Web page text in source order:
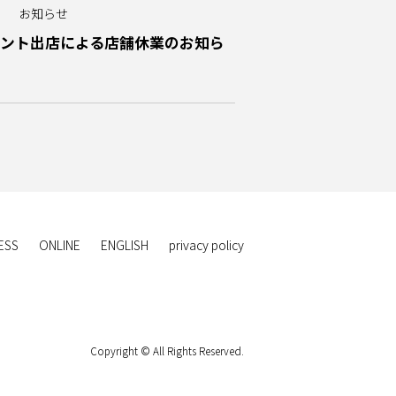
お知らせ
ト出店による店舗休業のお知ら
ONLINE ENGLISH privacy policy
Copyright © All Rights Reserved.